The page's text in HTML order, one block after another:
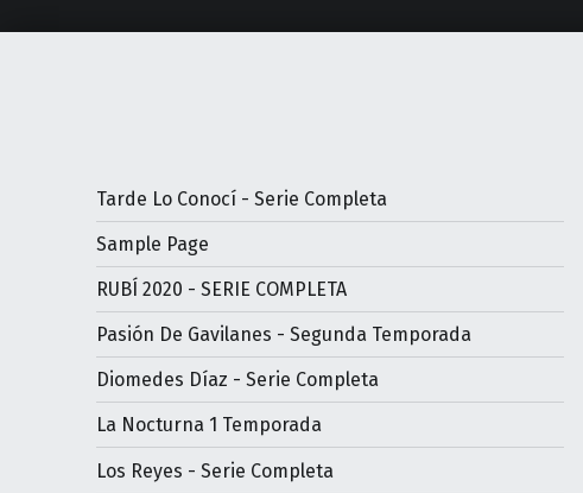
Tarde Lo Conocí - Serie Completa
Sample Page
RUBÍ 2020 - SERIE COMPLETA
Pasión De Gavilanes - Segunda Temporada
Diomedes Díaz - Serie Completa
La Nocturna 1 Temporada
Los Reyes - Serie Completa